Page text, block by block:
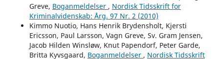
Greve, Boganmeldelser , Nordisk Tidsskrift for
Kriminalvidenskab: Årg. 97 Nr. 2 (2010)
Kimmo Nuotio, Hans Henrik Brydensholt, Kjersti
Ericsson, Paul Larsson, Vagn Greve, Sv. Gram Jensen,
Jacob Hilden Winsløw, Knut Papendorf, Peter Garde,
Britta Kyvsgaard, Boganmeldelser , Nordisk Tidsskrift